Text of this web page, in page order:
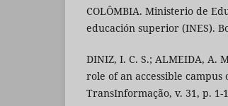
COLÔMBIA. Ministerio de
educación superior (INES).
DINIZ, I. C. S.; ALMEIDA, A.
role of an accessible
TransInformação, v. 31, p. 1-